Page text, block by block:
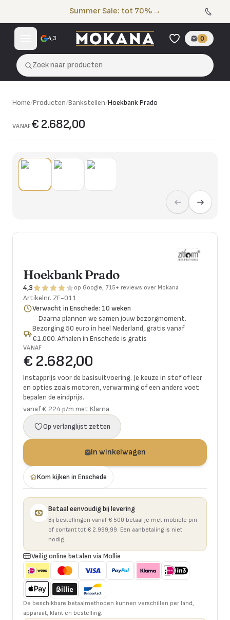
Summer Sale: tot 70% →
4,3 0
Zoek naar producten
Home/Producten/Bankstellen/Hoekbank Prado
VANAF€ 2.682,00
Hoekbank Prado
4,3 op Google, 715+ reviews over Mokana
Artikelnr. ZF-011
Verwacht in Enschede: 10 weken
Daarna plannen we samen jouw bezorgmoment.
Bezorging 50 euro in heel Nederland, gratis vanaf
€1.000. Afhalen in Enschede is gratis
VANAF
€ 2.682,00
Instapprijs voor de basisuitvoering. Je keuze in stof of leer
en opties zoals motoren, verwarming of een andere voet
bepalen de eindprijs.
vanaf € 224 p/m met Klarna
Op verlanglijst zetten
In winkelwagen
Kom kijken in Enschede
Betaal eenvoudig bij levering
Bij bestellingen vanaf € 500 betaal je met mobiele pin
of contant tot € 2.999,99. Een aanbetaling is niet
nodig.
Veilig online betalen via Mollie
De beschikbare betaalmethoden kunnen verschillen per land,
apparaat, klant en bestelling.